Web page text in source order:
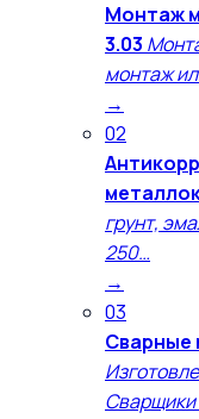
Монтаж
3.03
монтаж
→
02
грунт,
250…
→
03
Сварные